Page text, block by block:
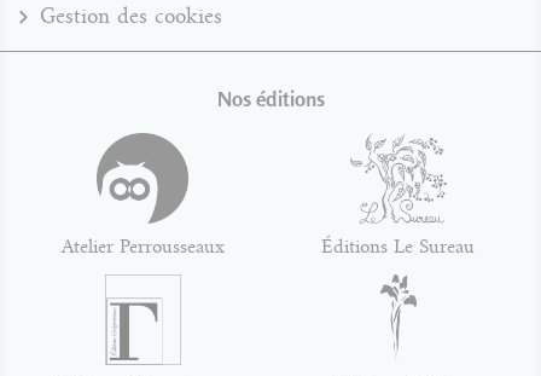
Gestion des cookies
Nos éditions
Atelier Perrousseaux Éditions Le Sureau